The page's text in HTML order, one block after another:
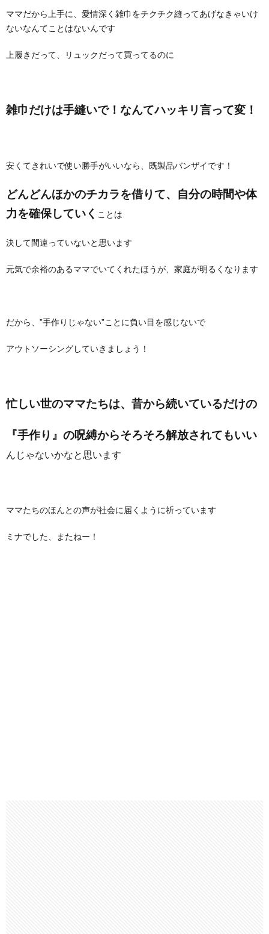
ママだから上手に、愛情深く雑巾をチクチク縫ってあげなきゃいけ
ないなんてことはないんです
上履きだって、リュックだって買ってるのに
雑巾だけは手縫いで！なんてハッキリ言って変！
安くてきれいで使い勝手がいいなら、既製品バンザイです！
どんどんほかのチカラを借りて、自分の時間や体
力を確保していく ことは
決して間違っていないと思います
元気で余裕のあるママでいてくれたほうが、家庭が明るくなります
だから、”手作りじゃない”ことに負い目を感じないで
アウトソーシングしていきましょう！
忙しい世のママたちは、昔から続いているだけの
『手作り』の呪縛からそろそろ解放されてもいい
んじゃないかなと思います
ママたちのほんとの声が社会に届くように祈っています
ミナでした、またねー！